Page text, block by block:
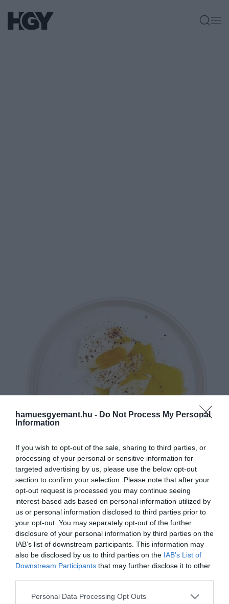
hamuesgyemant.hu - Do Not Process My Personal
Information
If you wish to opt-out of the sale, sharing to third parties, or
processing of your personal or sensitive information for
targeted advertising by us, please use the below opt-out
section to confirm your selection. Please note that after your
opt-out request is processed you may continue seeing
interest-based ads based on personal information utilized by
us or personal information disclosed to third parties prior to
your opt-out. You may separately opt-out of the further
disclosure of your personal information by third parties on the
IAB’s list of downstream participants. This information may
also be disclosed by us to third parties on the IAB’s List of
Downstream Participants that may further disclose it to other
Please note that this website/app uses one or more Google
Personal Data Processing Opt Outs
A tojás egy igazán sokoldalú alapanyag –
rengetegféleképpen elkészíthető és
nemcsak finom, hanem remek
fehérjeforrás is. Bár vannak egyszerűbb
főzési módszerek, mint a buggyantás,
mégis van valami különleges abban a
folyós sárgájában, ami miatt újra és újra
visszatérünk hozzá. Szerencsére van egy…
2025. MÁJUS 25. ● HAMU ÉS GYÉMÁNT
A zseniális fóliás trükk, amivel
tökéletes buggyantott…
HAMU ÉS GYÉMÁNT